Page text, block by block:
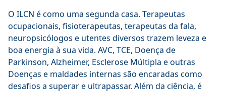
O ILCN é como uma segunda casa. Terapeutas
ocupacionais, fisioterapeutas, terapeutas da fala,
neuropsicólogos e utentes diversos trazem leveza e
boa energia à sua vida. AVC, TCE, Doença de
Parkinson, Alzheimer, Esclerose Múltipla e outras
Doenças e maldades internas são encaradas como
desafios a superar e ultrapassar. Além da ciência, é